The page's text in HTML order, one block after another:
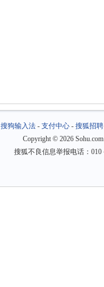
搜狗输入法- 支付中心- 搜狐招聘
Copyright © 2026
搜狐不良信息举报电话：010